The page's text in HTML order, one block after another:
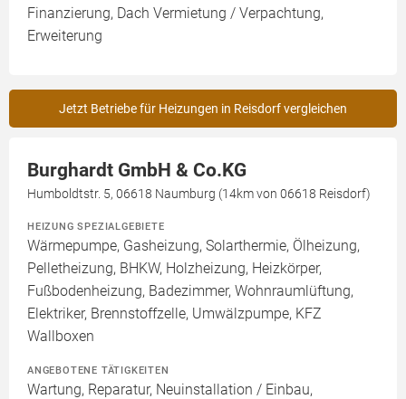
Finanzierung, Dach Vermietung / Verpachtung,
Erweiterung
Jetzt Betriebe für Heizungen in Reisdorf vergleichen
Burghardt GmbH & Co.KG
Humboldtstr. 5, 06618 Naumburg (14km von 06618 Reisdorf)
HEIZUNG SPEZIALGEBIETE
Wärmepumpe, Gasheizung, Solarthermie, Ölheizung,
Pelletheizung, BHKW, Holzheizung, Heizkörper,
Fußbodenheizung, Badezimmer, Wohnraumlüftung,
Elektriker, Brennstoffzelle, Umwälzpumpe, KFZ
Wallboxen
ANGEBOTENE TÄTIGKEITEN
Wartung, Reparatur, Neuinstallation / Einbau,